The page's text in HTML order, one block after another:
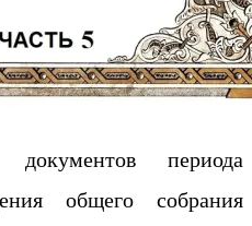
общего собрания